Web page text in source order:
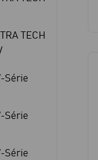
TECH
Série
Série
Série